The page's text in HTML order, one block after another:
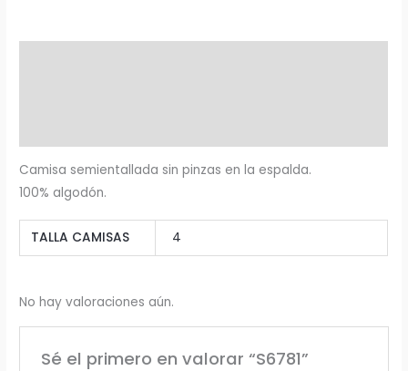
Camisa semientallada sin pinzas en la espalda.
100% algodón.
TALLA CAMISAS 4
No hay valoraciones aún.
Sé el primero en valorar “S6781”